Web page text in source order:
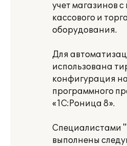
учет магазинов
кассового и
оборудования.
Для
использована
конфигурация
программного
«1С:Роница 8».
Специалистами
выполнены